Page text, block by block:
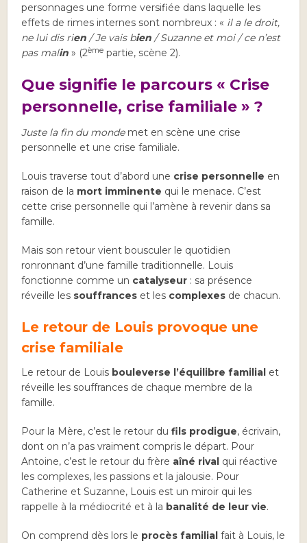
personnages une forme versifiée dans laquelle les
effets de rimes internes sont nombreux : « il a le droit,
ne lui dis rien / Je vais bien / Suzanne et moi / ce n’est
pas malin » (2ème partie, scène 2).
Que signifie le parcours « Crise
personnelle, crise familiale » ?
Juste la fin du mondemet en scène une crise
personnelle et une crise familiale.
Louis traverse tout d’abord une crise personnelle en
raison de la mort imminente qui le menace. C’est
cette crise personnelle qui l’amène à revenir dans sa
famille.
Mais son retour vient bousculer le quotidien
ronronnant d’une famille traditionnelle. Louis
fonctionne comme un catalyseur : sa présence
réveille les souffrances et les complexes de chacun.
Le retour de Louis provoque une
crise familiale
Le retour de Louis bouleverse l’équilibre familial et
réveille les souffrances de chaque membre de la
famille.
Pour la Mère, c’est le retour dufils prodigue, écrivain,
dont on n’a pas vraiment compris le départ. Pour
Antoine, c’est le retour du frère aîné rival qui réactive
les complexes, les passions et la jalousie. Pour
Catherine et Suzanne, Louis est un miroir qui les
rappelle à la médiocrité et à la banalité de leur vie.
On comprend dès lors le procès familial fait à Louis, le